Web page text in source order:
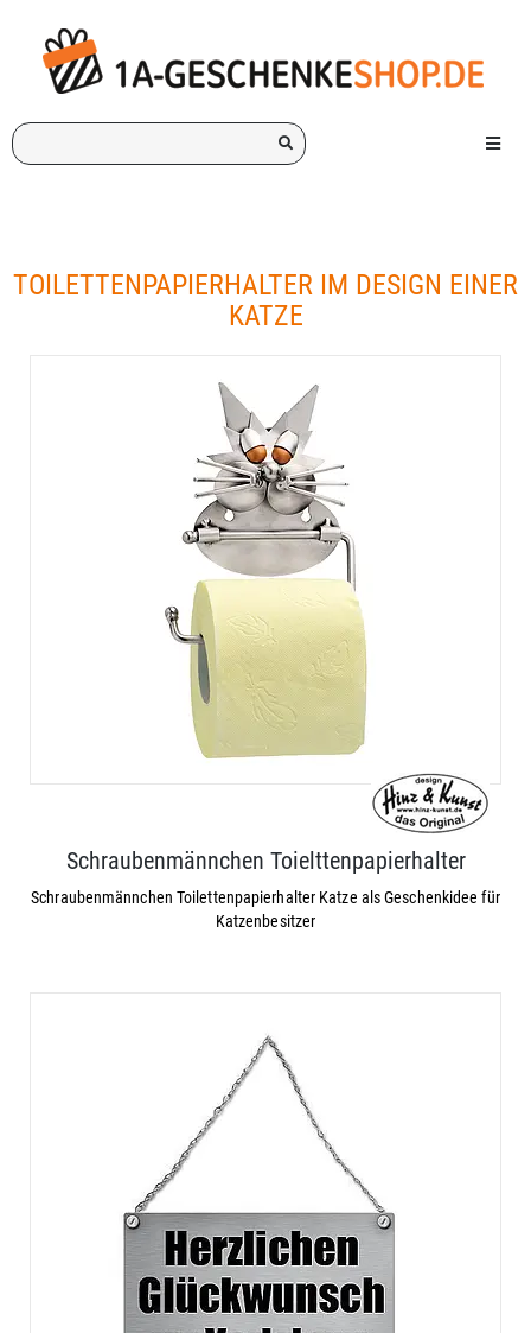
Ich
suche
Menü
TOILETTENPAPIERHALTER IM DESIGN EINER
KATZE
Schraubenmännchen Toielttenpapierhalter
Schraubenmännchen Toilettenpapierhalter Katze als Geschenkidee für
Katzenbesitzer